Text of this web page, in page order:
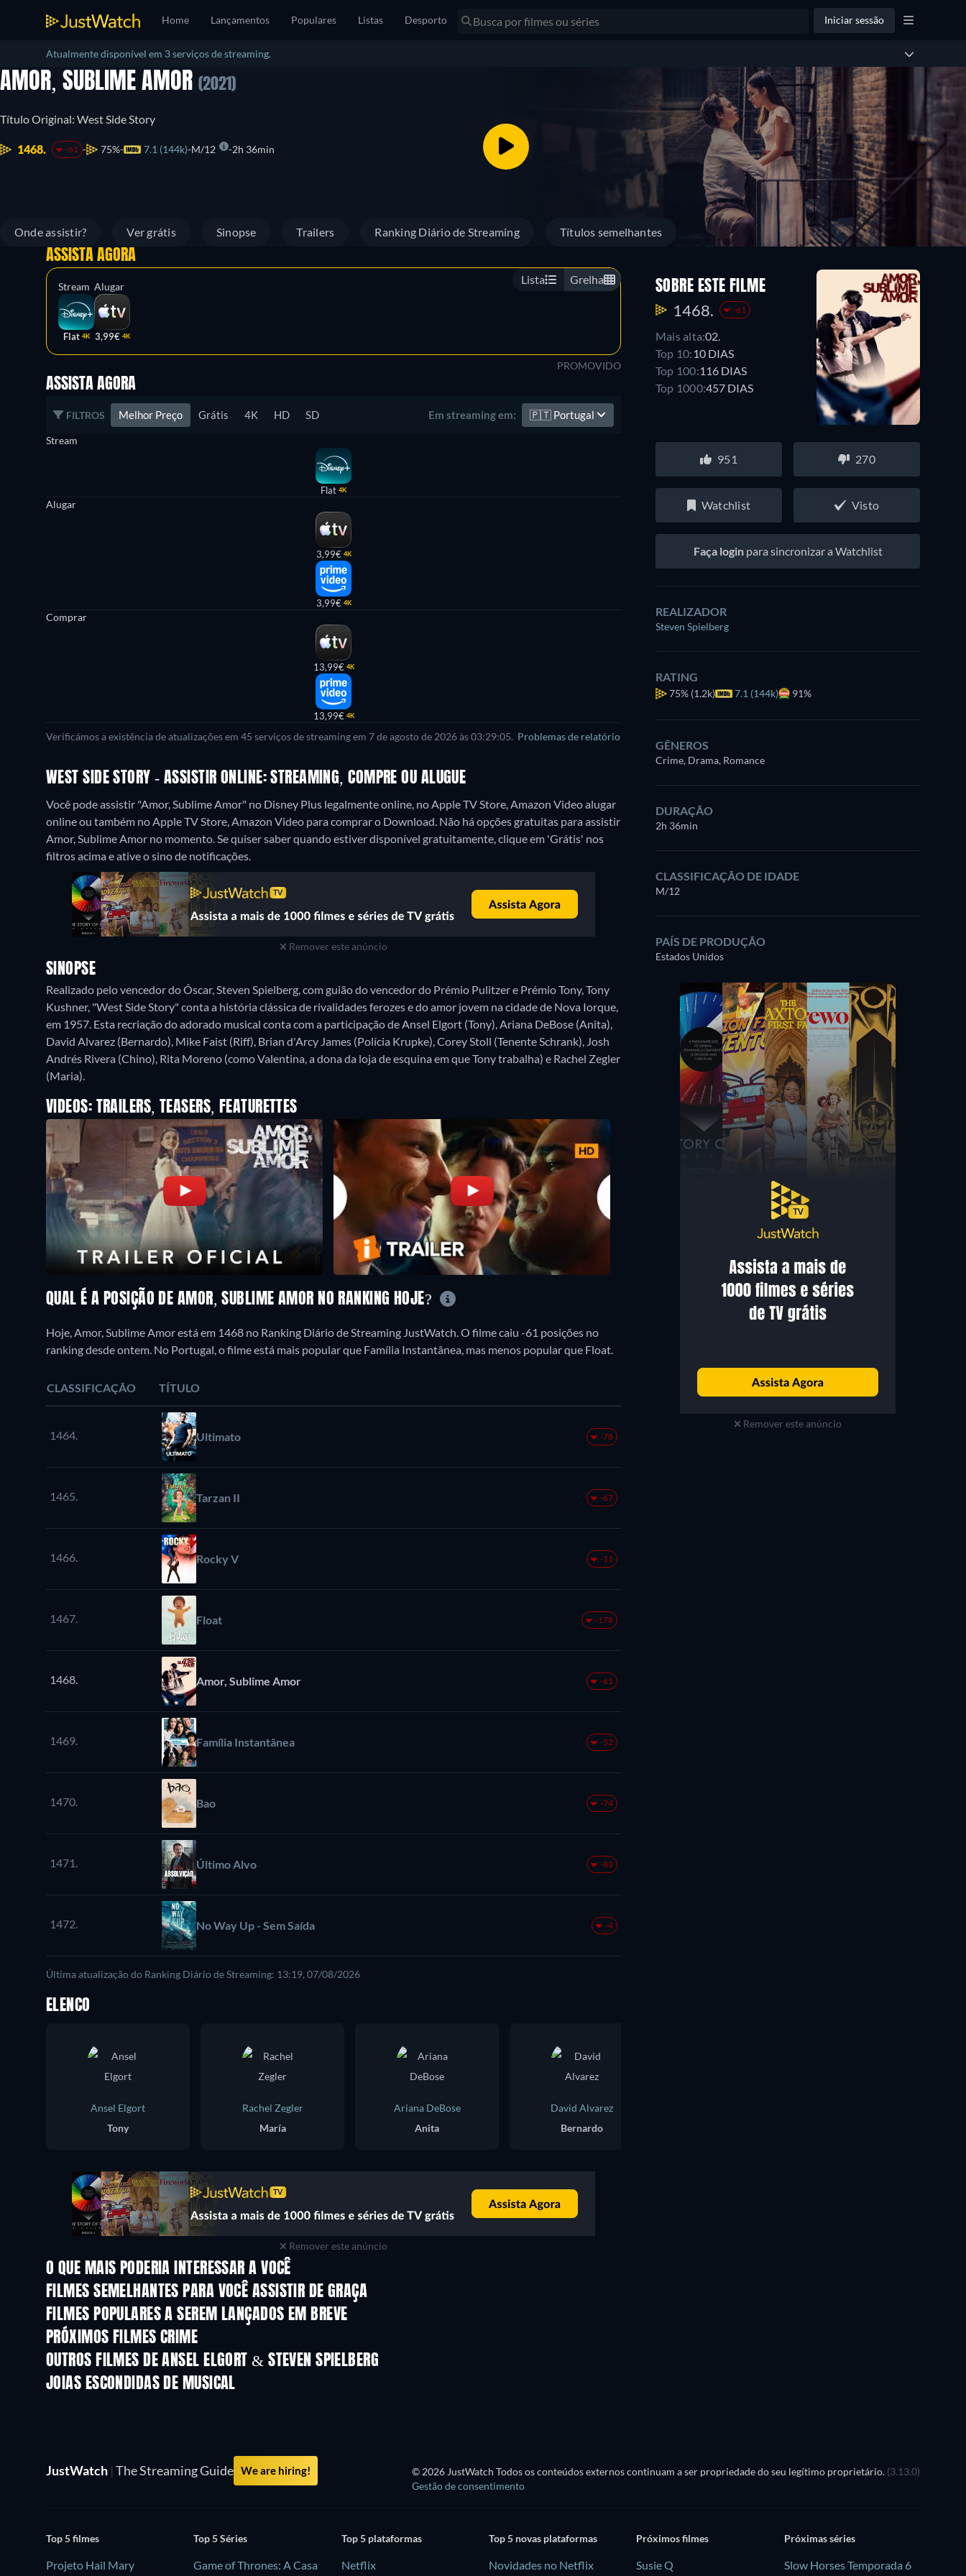
Home Lançamentos Populares Listas Desporto Iniciar sessão
Atualmente disponível em 3 serviços de streaming.
AMOR, SUBLIME AMOR (2021)
Título Original: West Side Story
1468. -61 75% 7.1 (144k) M/12 2h 36min
Onde assistir? Ver grátis Sinopse Trailers Ranking Diário de Streaming Títulos semelhantes
Lista Grelha
ASSISTA AGORA
Stream
Flat 4K
Alugar
3,99€ 4K
PROMOVIDO
ASSISTA AGORA
FILTROS Melhor Preço Grátis 4K HD SD Em streaming em: 🇵🇹 Portugal
Stream
Flat 4K
Alugar
3,99€ 4K
3,99€ 4K
Comprar
13,99€ 4K
13,99€ 4K
Verificámos a existência de atualizações em 45 serviços de streaming em 7 de agosto de 2026 às 03:29:05. Problemas de relatório
WEST SIDE STORY - ASSISTIR ONLINE: STREAMING, COMPRE OU ALUGUE
Você pode assistir "Amor, Sublime Amor" no Disney Plus legalmente online, no Apple TV Store, Amazon Video alugar
online ou também no Apple TV Store, Amazon Video para comprar o Download. Não há opções gratuitas para assistir
Amor, Sublime Amor no momento. Se quiser saber quando estiver disponível gratuitamente, clique em 'Grátis' nos
filtros acima e ative o sino de notificações.
Remover este anúncio
SINOPSE
Realizado pelo vencedor do Óscar, Steven Spielberg, com guião do vencedor do Prémio Pulitzer e Prémio Tony, Tony
Kushner, "West Side Story" conta a história clássica de rivalidades ferozes e do amor jovem na cidade de Nova Iorque,
em 1957. Esta recriação do adorado musical conta com a participação de Ansel Elgort (Tony), Ariana DeBose (Anita),
David Alvarez (Bernardo), Mike Faist (Riff), Brian d'Arcy James (Polícia Krupke), Corey Stoll (Tenente Schrank), Josh
Andrés Rivera (Chino), Rita Moreno (como Valentina, a dona da loja de esquina em que Tony trabalha) e Rachel Zegler
(Maria).
VIDEOS: TRAILERS, TEASERS, FEATURETTES
SOBRE ESTE FILME
1468. -61
Mais alta:02.
Top 10: 10 DIAS
Top 100:116 DIAS
Top 1000:457 DIAS
951 270
Watchlist Visto
Faça loginpara sincronizar a Watchlist
REALIZADOR
Steven Spielberg
RATING
75% (1.2k) 7.1 (144k) 91%
GÊNEROS
Crime, Drama, Romance
DURAÇÃO
2h 36min
CLASSIFICAÇÃO DE IDADE
M/12
PAÍS DE PRODUÇÃO
Estados Unidos
Remover este anúncio
QUAL É A POSIÇÃO DE AMOR, SUBLIME AMOR NO RANKING HOJE?
Hoje, Amor, Sublime Amor está em 1468 no Ranking Diário de Streaming JustWatch. O filme caiu -61 posições no
ranking desde ontem. No Portugal, o filme está mais popular que Família Instantânea, mas menos popular que Float.
CLASSIFICAÇÃO TÍTULO
1464. Ultimato -78
1465. Tarzan II -67
1466. Rocky V -11
1467. Float -178
1468. Amor, Sublime Amor -61
1469. Família Instantânea -52
1470. Bao -74
1471. Último Alvo -83
1472. No Way Up - Sem Saída -4
Última atualização do Ranking Diário de Streaming: 13:19, 07/08/2026
ELENCO
Ansel Elgort
Tony
Rachel Zegler
María
Ariana DeBose
Anita
David Alvarez
Bernardo
Remover este anúncio
O QUE MAIS PODERIA INTERESSAR A VOCÊ
FILMES SEMELHANTES PARA VOCÊ ASSISTIR DE GRAÇA
FILMES POPULARES A SEREM LANÇADOS EM BREVE
PRÓXIMOS FILMES CRIME
OUTROS FILMES DE ANSEL ELGORT & STEVEN SPIELBERG
JOIAS ESCONDIDAS DE MUSICAL
JustWatch | The Streaming Guide We are hiring! © 2026 JustWatch Todos os conteúdos externos continuam a ser propriedade do seu legítimo proprietário. (3.13.0)
Gestão de consentimento
Top 5 filmes
Projeto Hail Mary
Top 5 Séries
Game of Thrones: A Casa
Top 5 plataformas
Netflix
Top 5 novas plataformas
Novidades no Netflix
Próximos filmes
Susie Q
Próximas séries
Slow Horses Temporada 6